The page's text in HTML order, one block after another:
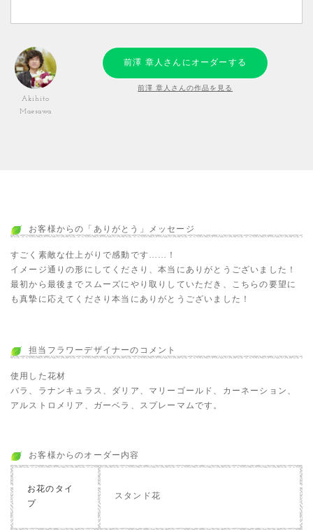
Akihito
Maesawa
前澤 章人さんにオーダーする
前澤 章人さんの作品を見る
お客様からの「ありがとう」メッセージ
すごく素敵な仕上がりで感動です……！
イメージ通りの形にしてくださり、本当にありがとうございました！
最初から最後までスムーズにやり取りしていただき、こちらの要望に
も真摯に応えてくださり本当にありがとうございました！
担当フラワーデザイナーのコメント
使用した花材
バラ、ラナンキュラス、ダリア、マリーゴールド、カーネーション、
アルストロメリア、ガーベラ、スプレーマムです。
お客様からのオーダー内容
お花のタイ
プ
スタンド花